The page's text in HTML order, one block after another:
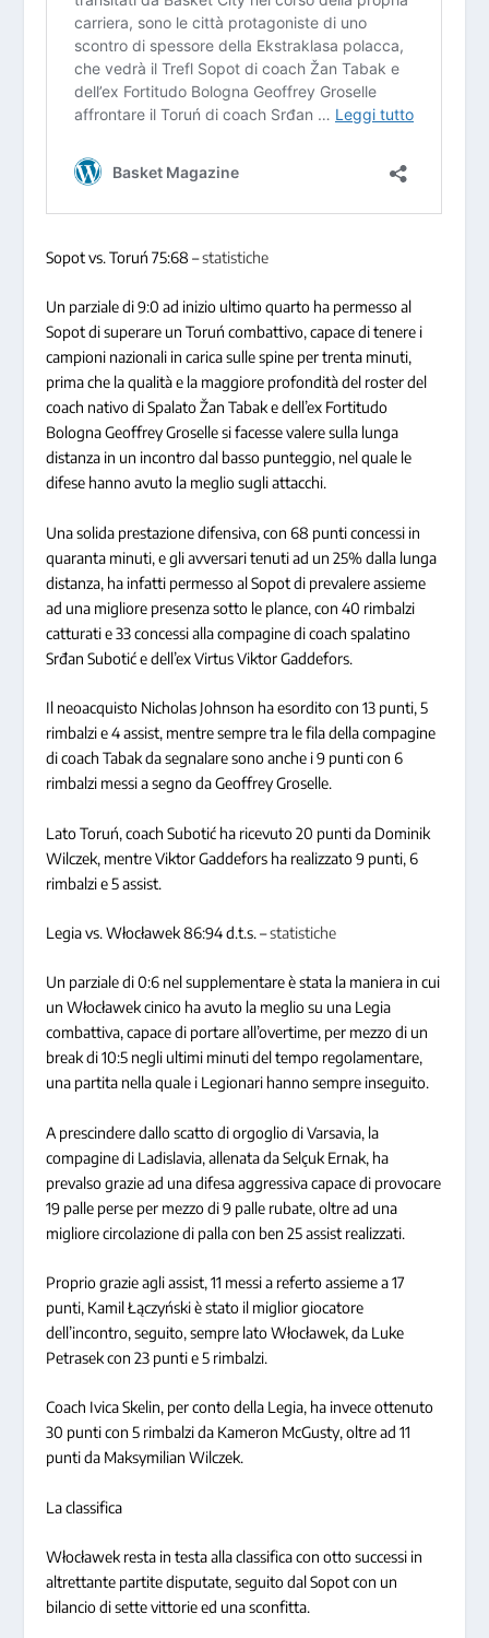
Sopot vs. Toruń 75:68 –statistiche
Un parziale di 9:0 ad inizio ultimo quarto ha permesso al
Sopot di superare un Toruń combattivo, capace di tenere i
campioni nazionali in carica sulle spine per trenta minuti,
prima che la qualità e la maggiore profondità del roster del
coach nativo di Spalato Žan Tabak e dell’ex Fortitudo
Bologna Geoffrey Groselle si facesse valere sulla lunga
distanza in un incontro dal basso punteggio, nel quale le
difese hanno avuto la meglio sugli attacchi.
Una solida prestazione difensiva, con 68 punti concessi in
quaranta minuti, e gli avversari tenuti ad un 25% dalla lunga
distanza, ha infatti permesso al Sopot di prevalere assieme
ad una migliore presenza sotto le plance, con 40 rimbalzi
catturati e 33 concessi alla compagine di coach spalatino
Srđan Subotić e dell’ex Virtus Viktor Gaddefors.
Il neoacquisto Nicholas Johnson ha esordito con 13 punti, 5
rimbalzi e 4 assist, mentre sempre tra le fila della compagine
di coach Tabak da segnalare sono anche i 9 punti con 6
rimbalzi messi a segno da Geoffrey Groselle.
Lato Toruń, coach Subotić ha ricevuto 20 punti da Dominik
Wilczek, mentre Viktor Gaddefors ha realizzato 9 punti, 6
rimbalzi e 5 assist.
Legia vs. Włocławek 86:94 d.t.s. –statistiche
Un parziale di 0:6 nel supplementare è stata la maniera in cui
un Włocławek cinico ha avuto la meglio su una Legia
combattiva, capace di portare all’overtime, per mezzo di un
break di 10:5 negli ultimi minuti del tempo regolamentare,
una partita nella quale i Legionari hanno sempre inseguito.
A prescindere dallo scatto di orgoglio di Varsavia, la
compagine di Ladislavia, allenata da Selçuk Ernak, ha
prevalso grazie ad una difesa aggressiva capace di provocare
19 palle perse per mezzo di 9 palle rubate, oltre ad una
migliore circolazione di palla con ben 25 assist realizzati.
Proprio grazie agli assist, 11 messi a referto assieme a 17
punti, Kamil Łączyński è stato il miglior giocatore
dell’incontro, seguito, sempre lato Włocławek, da Luke
Petrasek con 23 punti e 5 rimbalzi.
Coach Ivica Skelin, per conto della Legia, ha invece ottenuto
30 punti con 5 rimbalzi da Kameron McGusty, oltre ad 11
punti da Maksymilian Wilczek.
La classifica
Włocławek resta in testa alla classifica con otto successi in
altrettante partite disputate, seguito dal Sopot con un
bilancio di sette vittorie ed una sconfitta.